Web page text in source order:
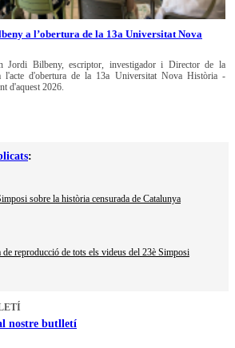
a l’obertura de la 13a Universitat Nova
Jordi Bilbeny, escriptor, investigador i Director de la
d'obertura de la 13a Universitat Nova Història -
d'aquest 2026.
:
sobre la història censurada de Catalunya
de reproducció de tots els videus del 23è Simposi
nostre butlletí